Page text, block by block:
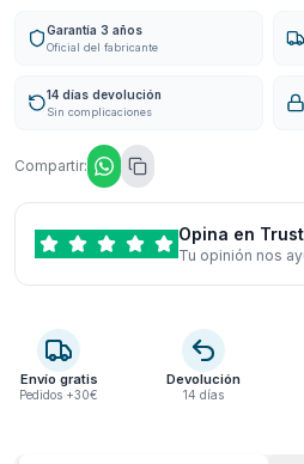
Garantía 3 años
Oficial del fabricante
14 días devolución
Sin complicaciones
Compartir:
Opina en
Tu opinión nos
Envío gratis
Pedidos +30€
Devolución
14 días